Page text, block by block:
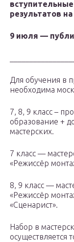
результатов на
9 июля —
Для обучения в
необходима
7, 8, 9 класс –
образование +
мастерских.
7 класс —
«Режиссёр
8, 9 класс —
«Режиссёр
«Сценарист».
Набор в
осуществляется